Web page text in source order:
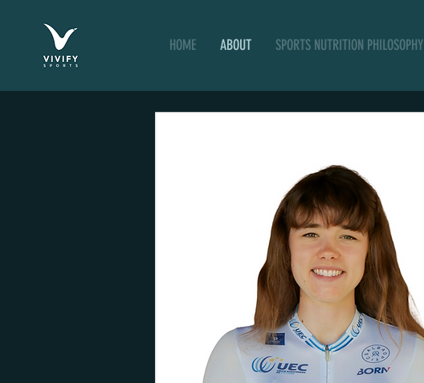
HOME ABOUT SPORTS NUTRITION PHILOSOPHY